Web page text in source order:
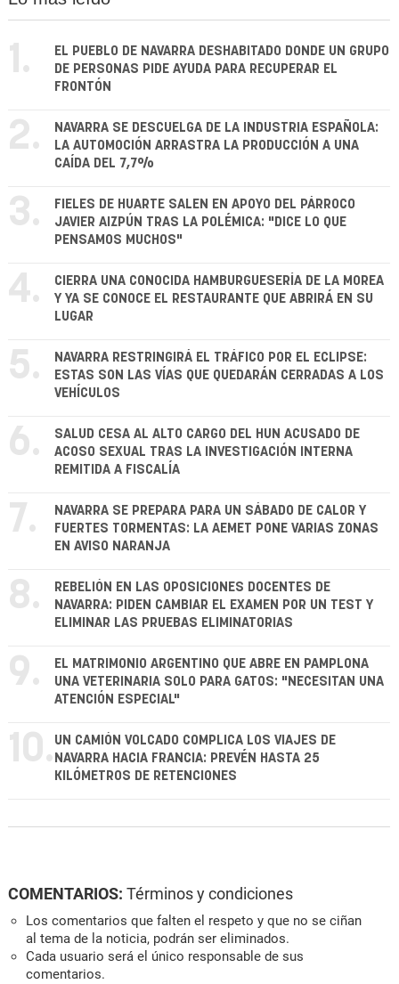
1.
EL PUEBLO DE NAVARRA DESHABITADO DONDE UN GRUPO
DE PERSONAS PIDE AYUDA PARA RECUPERAR EL
FRONTÓN
2.
NAVARRA SE DESCUELGA DE LA INDUSTRIA ESPAÑOLA:
LA AUTOMOCIÓN ARRASTRA LA PRODUCCIÓN A UNA
CAÍDA DEL 7,7%
3.
FIELES DE HUARTE SALEN EN APOYO DEL PÁRROCO
JAVIER AIZPÚN TRAS LA POLÉMICA: "DICE LO QUE
PENSAMOS MUCHOS"
4.
CIERRA UNA CONOCIDA HAMBURGUESERÍA DE LA MOREA
Y YA SE CONOCE EL RESTAURANTE QUE ABRIRÁ EN SU
LUGAR
5.
NAVARRA RESTRINGIRÁ EL TRÁFICO POR EL ECLIPSE:
ESTAS SON LAS VÍAS QUE QUEDARÁN CERRADAS A LOS
VEHÍCULOS
6.
SALUD CESA AL ALTO CARGO DEL HUN ACUSADO DE
ACOSO SEXUAL TRAS LA INVESTIGACIÓN INTERNA
REMITIDA A FISCALÍA
7.
NAVARRA SE PREPARA PARA UN SÁBADO DE CALOR Y
FUERTES TORMENTAS: LA AEMET PONE VARIAS ZONAS
EN AVISO NARANJA
8.
REBELIÓN EN LAS OPOSICIONES DOCENTES DE
NAVARRA: PIDEN CAMBIAR EL EXAMEN POR UN TEST Y
ELIMINAR LAS PRUEBAS ELIMINATORIAS
9.
EL MATRIMONIO ARGENTINO QUE ABRE EN PAMPLONA
UNA VETERINARIA SOLO PARA GATOS: "NECESITAN UNA
ATENCIÓN ESPECIAL"
10. UN CAMIÓN VOLCADO COMPLICA LOS VIAJES DE
NAVARRA HACIA FRANCIA: PREVÉN HASTA 25
KILÓMETROS DE RETENCIONES
COMENTARIOS: Términos y condiciones
Los comentarios que falten el respeto y que no se ciñan
al tema de la noticia, podrán ser eliminados.
Cada usuario será el único responsable de sus
comentarios.